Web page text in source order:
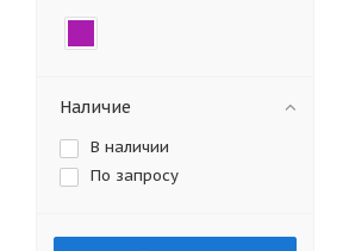
Наличие
В наличии
По запросу